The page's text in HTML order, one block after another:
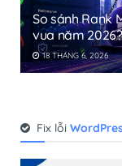
So sánh Rank
vua năm 2026?
18 THÁNG 6, 2026
Fix lỗi